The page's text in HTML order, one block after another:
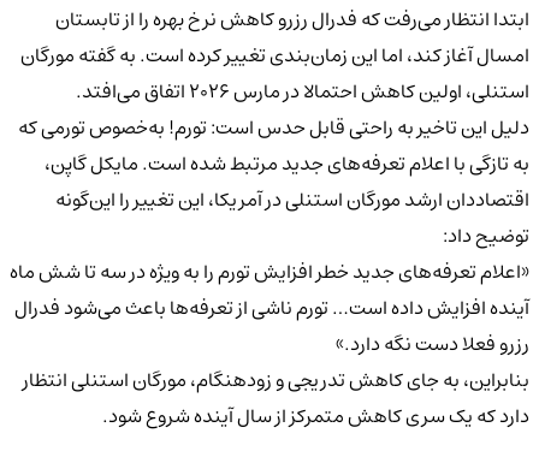
ابتدا انتظار می‌رفت که فدرال رزرو کاهش نرخ بهره را از تابستان
امسال آغاز کند، اما این زمان‌بندی تغییر کرده است. به گفته مورگان
استنلی، اولین کاهش احتمالا در مارس ۲۰۲۶ اتفاق می‌افتد.
دلیل این تاخیر به راحتی قابل حدس است: تورم! به‌خصوص تورمی که
به تازگی با اعلام تعرفه‌های جدید مرتبط شده است. مایکل گاپن،
اقتصاددان ارشد مورگان استنلی در آمریکا، این تغییر را این‌گونه
توضیح داد:
«اعلام تعرفه‌های جدید خطر افزایش تورم را به ویژه در سه تا شش ماه
آینده افزایش داده است… تورم ناشی از تعرفه‌ها باعث می‌شود فدرال
رزرو فعلا دست نگه دارد.»
بنابراین، به جای کاهش تدریجی و زودهنگام، مورگان استنلی انتظار
دارد که یک سری کاهش متمرکز از سال آینده شروع شود.